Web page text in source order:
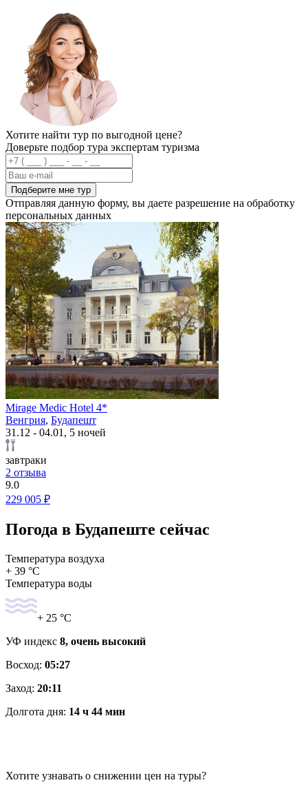
Хотите найти тур по выгодной цене?
Доверьте подбор тура экспертам туризма
Подберите мне тур
Отправляя данную форму, вы даете разрешение на обработку
персональных данных
Mirage Medic Hotel 4*
Венгрия, Будапешт
31.12 - 04.01, 5 ночей
завтраки
2 отзыва
9.0
229 005 ₽
Погода в Будапеште сейчас
Температура воздуха
+ 39 °C
Температура воды
+ 25 °C
УФ индекс 8, очень высокий
Восход: 05:27
Заход: 20:11
Долгота дня: 14 ч 44 мин
Хотите узнавать о снижении цен на туры?